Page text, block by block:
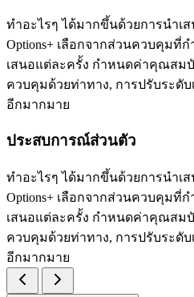
ทำอะไรๆ ได้มากขึ้นด้วยการนำเ
Options+ เลือกจากส่วนควบคุมที่
เสนอแต่ละครั้ง กำหนดค่าคุณสม
ควบคุมด้วยท่าทาง, การปรับระดับ
อีกมากมาย
ประสบการณ์ส่วนตัว
ทำอะไรๆ ได้มากขึ้นด้วยการนำเ
Options+ เลือกจากส่วนควบคุมที่
เสนอแต่ละครั้ง กำหนดค่าคุณสม
ควบคุมด้วยท่าทาง, การปรับระดับ
อีกมากมาย